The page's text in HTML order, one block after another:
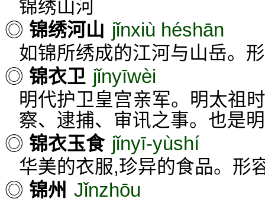
锦绣山河
◎ 锦绣河山 jǐnxiù héshān
如锦所绣成的江河与山岳。
◎ 锦衣卫 jǐnyīwèi
明代护卫皇宫亲军。明太祖
察、逮捕、审讯之事。也是
◎ 锦衣玉食 jǐnyī-yùshí
华美的衣服,珍异的食品。形
◎ 锦州 Jǐnzhōu